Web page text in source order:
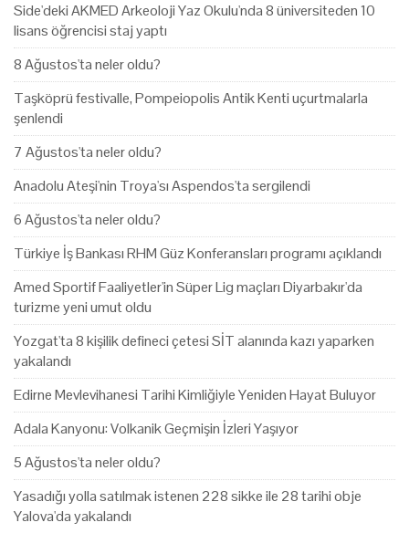
Side'deki AKMED Arkeoloji Yaz Okulu'nda 8 üniversiteden 10
lisans öğrencisi staj yaptı
8 Ağustos'ta neler oldu?
Taşköprü festivalle, Pompeiopolis Antik Kenti uçurtmalarla
şenlendi
7 Ağustos'ta neler oldu?
Anadolu Ateşi'nin Troya'sı Aspendos'ta sergilendi
6 Ağustos'ta neler oldu?
Türkiye İş Bankası RHM Güz Konferansları programı açıklandı
Amed Sportif Faaliyetler'in Süper Lig maçları Diyarbakır'da
turizme yeni umut oldu
Yozgat'ta 8 kişilik defineci çetesi SİT alanında kazı yaparken
yakalandı
Edirne Mevlevihanesi Tarihi Kimliğiyle Yeniden Hayat Buluyor
Adala Kanyonu: Volkanik Geçmişin İzleri Yaşıyor
5 Ağustos'ta neler oldu?
Yasadığı yolla satılmak istenen 228 sikke ile 28 tarihi obje
Yalova'da yakalandı